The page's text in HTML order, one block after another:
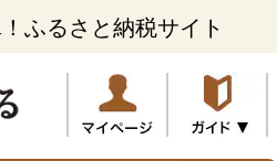
ふるさと納税サイト